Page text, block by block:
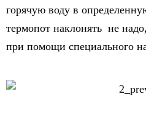
горячую воду в
термопот наклонять не
при помощи специального